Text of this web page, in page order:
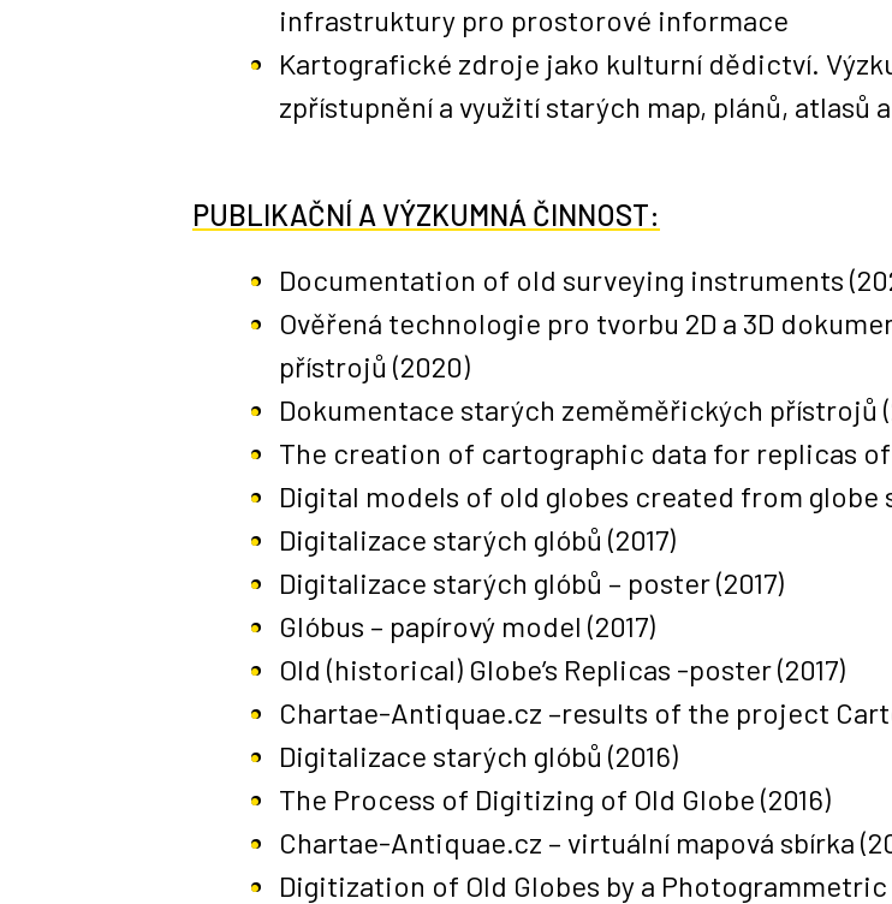
infrastruktury pro prostorové informace
Kartografické zdroje jako kulturní dědictví.
zpřístupnění a využití starých map, plánů, atlasů a
PUBLIKAČNÍ A VÝZKUMNÁ ČINNOST:
Documentation of old surveying instruments
Ověřená technologie pro tvorbu 2D a 3D
přístrojů (2020)
Dokumentace starých zeměměřických přístrojů
The creation of cartographic data for replicas
Digital models of old globes created from globe
Digitalizace starých glóbů (2017)
Digitalizace starých glóbů – poster(2017)
Glóbus – papírový model (2017)
Old (historical) Globe’s Replicas -poster(2017)
Chartae-Antiquae.cz –results of the project
Digitalizace starých glóbů (2016)
The Process of Digitizing of Old Globe (2016)
Chartae-Antiquae.cz – virtuální mapová sbírka
Digitization of Old Globes by a